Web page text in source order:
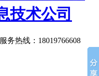
服务热线：18019766608